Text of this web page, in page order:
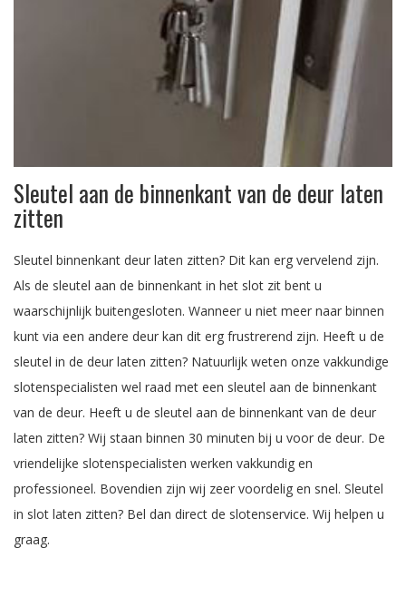
Sleutel aan de binnenkant van de deur laten
zitten
Sleutel binnenkant deur laten zitten? Dit kan erg vervelend zijn.
Als de sleutel aan de binnenkant in het slot zit bent u
waarschijnlijk buitengesloten. Wanneer u niet meer naar binnen
kunt via een andere deur kan dit erg frustrerend zijn. Heeft u de
sleutel in de deur laten zitten? Natuurlijk weten onze vakkundige
slotenspecialisten wel raad met een sleutel aan de binnenkant
van de deur. Heeft u de sleutel aan de binnenkant van de deur
laten zitten? Wij staan binnen 30 minuten bij u voor de deur. De
vriendelijke slotenspecialisten werken vakkundig en
professioneel. Bovendien zijn wij zeer voordelig en snel. Sleutel
in slot laten zitten? Bel dan direct de slotenservice. Wij helpen u
graag.